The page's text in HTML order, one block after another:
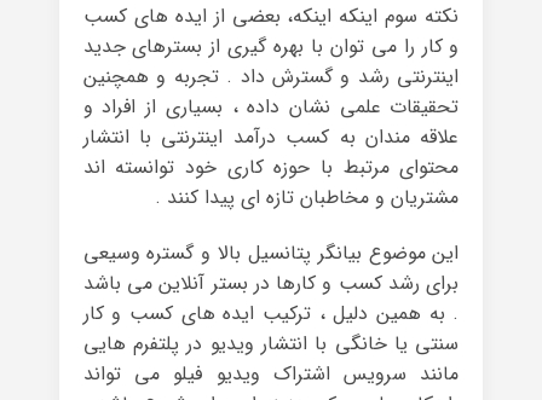
نکته سوم اینکه اینکه، بعضی از ایده های کسب
و کار را می توان با بهره گیری از بسترهای جدید
اینترنتی رشد و گسترش داد . تجربه و همچنین
تحقیقات علمی نشان داده ، بسیاری از افراد و
علاقه مندان به کسب درآمد اینترنتی با انتشار
محتوای مرتبط با حوزه کاری خود توانسته اند
مشتریان و مخاطبان تازه ای پیدا کنند .
این موضوع بیانگر پتانسیل بالا و گستره وسیعی
برای رشد کسب و کارها در بستر آنلاین می باشد
. به همین دلیل ، ترکیب ایده های کسب و کار
سنتی یا خانگی با انتشار ویدیو در پلتفرم هایی
مانند سرویس اشتراک ویدیو فیلو می تواند